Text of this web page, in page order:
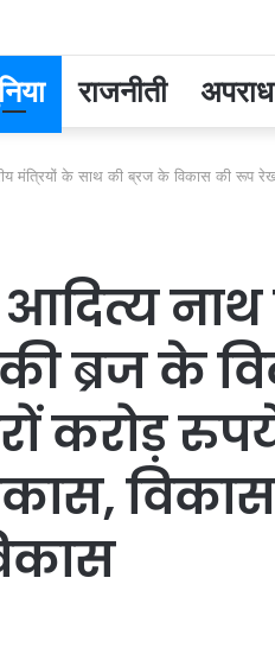
राजनीती अपराध
मंत्रियों के साथ की ब्रज के विकास की रूप
नाथ
ब्रज के
करोड़